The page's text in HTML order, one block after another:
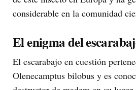
considerable en la comunidad
El enigma del
El escarabajo en cuestión
Olenecamptus bilobus y es